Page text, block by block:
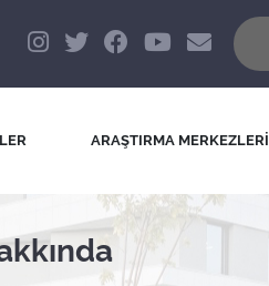
ARAŞTIRMA MERKEZLERİ